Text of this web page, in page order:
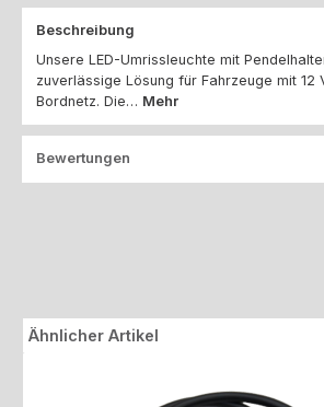
Beschreibung
Unsere LED-Umrissleuchte mit
zuverlässige Lösung für Fahrzeuge mit 12
Bordnetz. Die… Mehr
Bewertungen
Produktgalerie überspringen
Ähnlicher Artikel